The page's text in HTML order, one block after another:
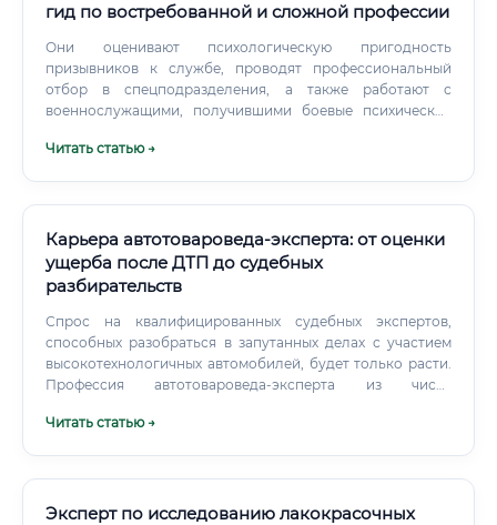
гид по востребованной и сложной профессии
Они оценивают психологическую пригодность
призывников к службе, проводят профессиональный
отбор в спецподразделения, а также работают с
военнослужащими, получившими боевые психические
психического развития ребенка, определяют причины
потребностями.
Читать статью →
Карьера автотовароведа-эксперта: от оценки
ущерба после ДТП до судебных
разбирательств
Спрос на квалифицированных судебных экспертов,
способных разобраться в запутанных делах с участием
высокотехнологичных автомобилей, будет только расти.
Профессия автотовароведа-эксперта из чисто
высокотехнологичной и аналитической.
Читать статью →
Эксперт по исследованию лакокрасочных